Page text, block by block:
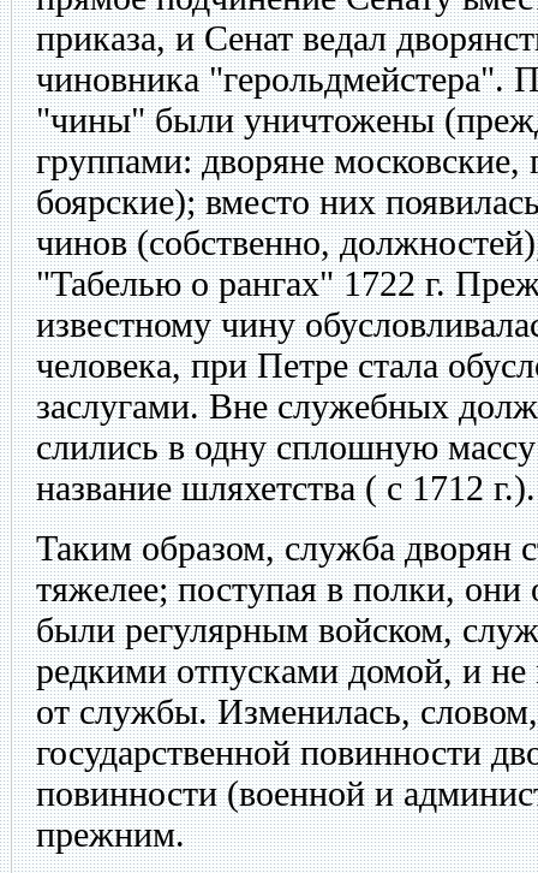
приказа, и Сенат ведал
чиновника "герольдмейстера".
"чины" были уничтожены
группами: дворяне московские,
боярские); вместо них
чинов (собственно,
"Табелью о рангах" 1722 г.
известному чину
человека, при Петре стала
заслугами. Вне служебных
слились в одну сплошную
название шляхетства ( с 1712 г.).
Таким образом, служба дворян
тяжелее; поступая в полки, они
были регулярным войском,
редкими отпусками домой, и не
от службы. Изменилась,
государственной повинности
повинности (военной и
прежним.